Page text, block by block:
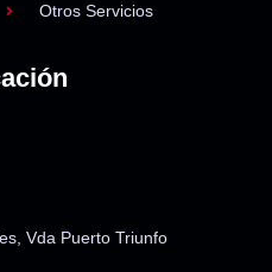
Otros Servicios
Vda Puerto Triunfo